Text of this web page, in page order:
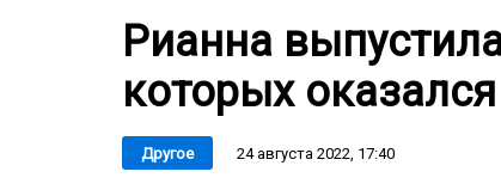
Рианна
которых
Другое 24 августа 2022, 17:40